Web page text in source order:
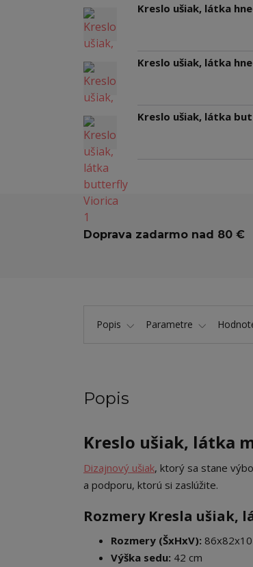
Kreslo ušiak, látka
Kreslo ušiak, látka
Kreslo ušiak, látka
Doprava zadarmo nad 80 €
Popis Parametre
Popis
Kreslo ušiak, látka
Dizajnový ušiak, ktorý sa stane
a podporu, ktorú si zaslúžite.
Rozmery Kresla ušiak,
Rozmery (ŠxHxV):
Výška sedu: 42 cm